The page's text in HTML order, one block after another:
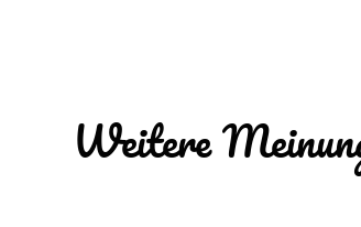
Weitere